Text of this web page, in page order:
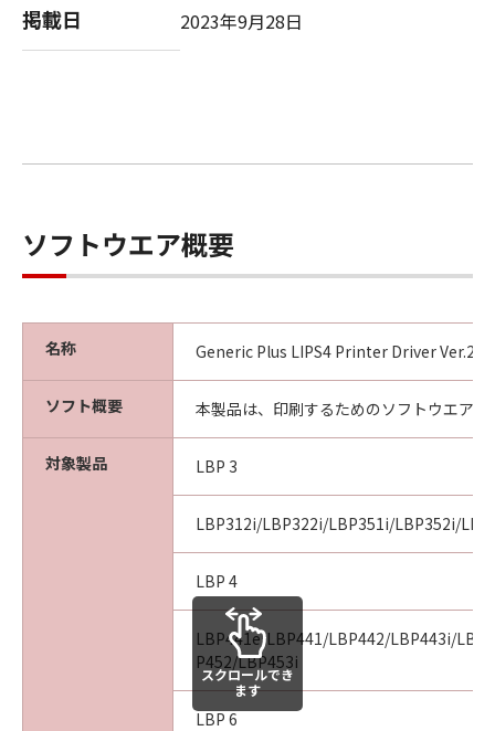
掲載日 2023年9月28日
ソフトウエア概要
名称 Generic Plus LIPS4 Printer Driver
ソフト概要 本製品は、印刷するためのソフトウエアで
対象製品 LBP 3
LBP312i/LBP322i/LBP351i/LBP352i/
LBP 4
LBP441e/LBP441/LBP442/LBP443i/
P452/LBP453i
LBP 6
スクロールでき
ます